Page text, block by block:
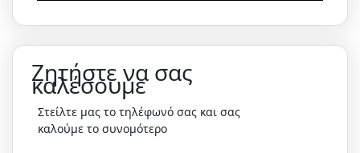
Ζητήστε να σας
καλέσουμε
Στείλτε μας το τηλέφωνό σας και σας
καλούμε το συνομότερο